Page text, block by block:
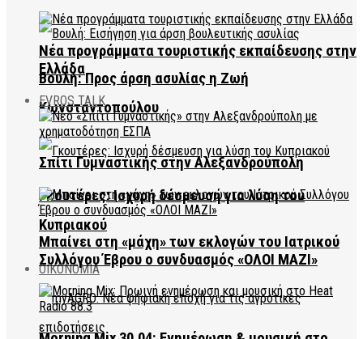
Βουλή: Προς άρση ασυλίας η Ζωή
Κωνσταντοπούλου
Γκουτέρες: Ισχυρή δέσμευση για λύση του
Κυπριακού
ΟΙΚΟΝΟΜΙΑ
Νέα προγράμματα τουριστικής εκπαίδευσης στην
Ελλάδα
EVROS TALK
Σπίτι Γυμναστικής στην Αλεξανδρούπολη
Μπαίνει στη «μάχη» των εκλογών του Ιατρικού
Συλλόγου Έβρου ο συνδυασμός «ΟΛΟΙ ΜΑΖΙ»